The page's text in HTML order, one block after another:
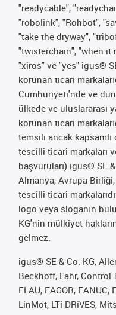
"readycable",
"robolink", "Rohbot",
"take the dryway",
"twisterchain", "when it
"xiros" ve "yes" igus®
korunan ticari
Cumhuriyeti'nde ve
ülkede ve uluslararası
korunan ticari
temsili ancak
tescilli ticari markaları
başvuruları) igus® SE
Almanya, Avrupa
tescilli ticari
logo veya sloganın
KG'nin mülkiyet
gelmez.
igus® SE & Co. KG,
Beckhoff, Lahr, Control
ELAU, FAGOR,
LinMot, LTi DRiVES,